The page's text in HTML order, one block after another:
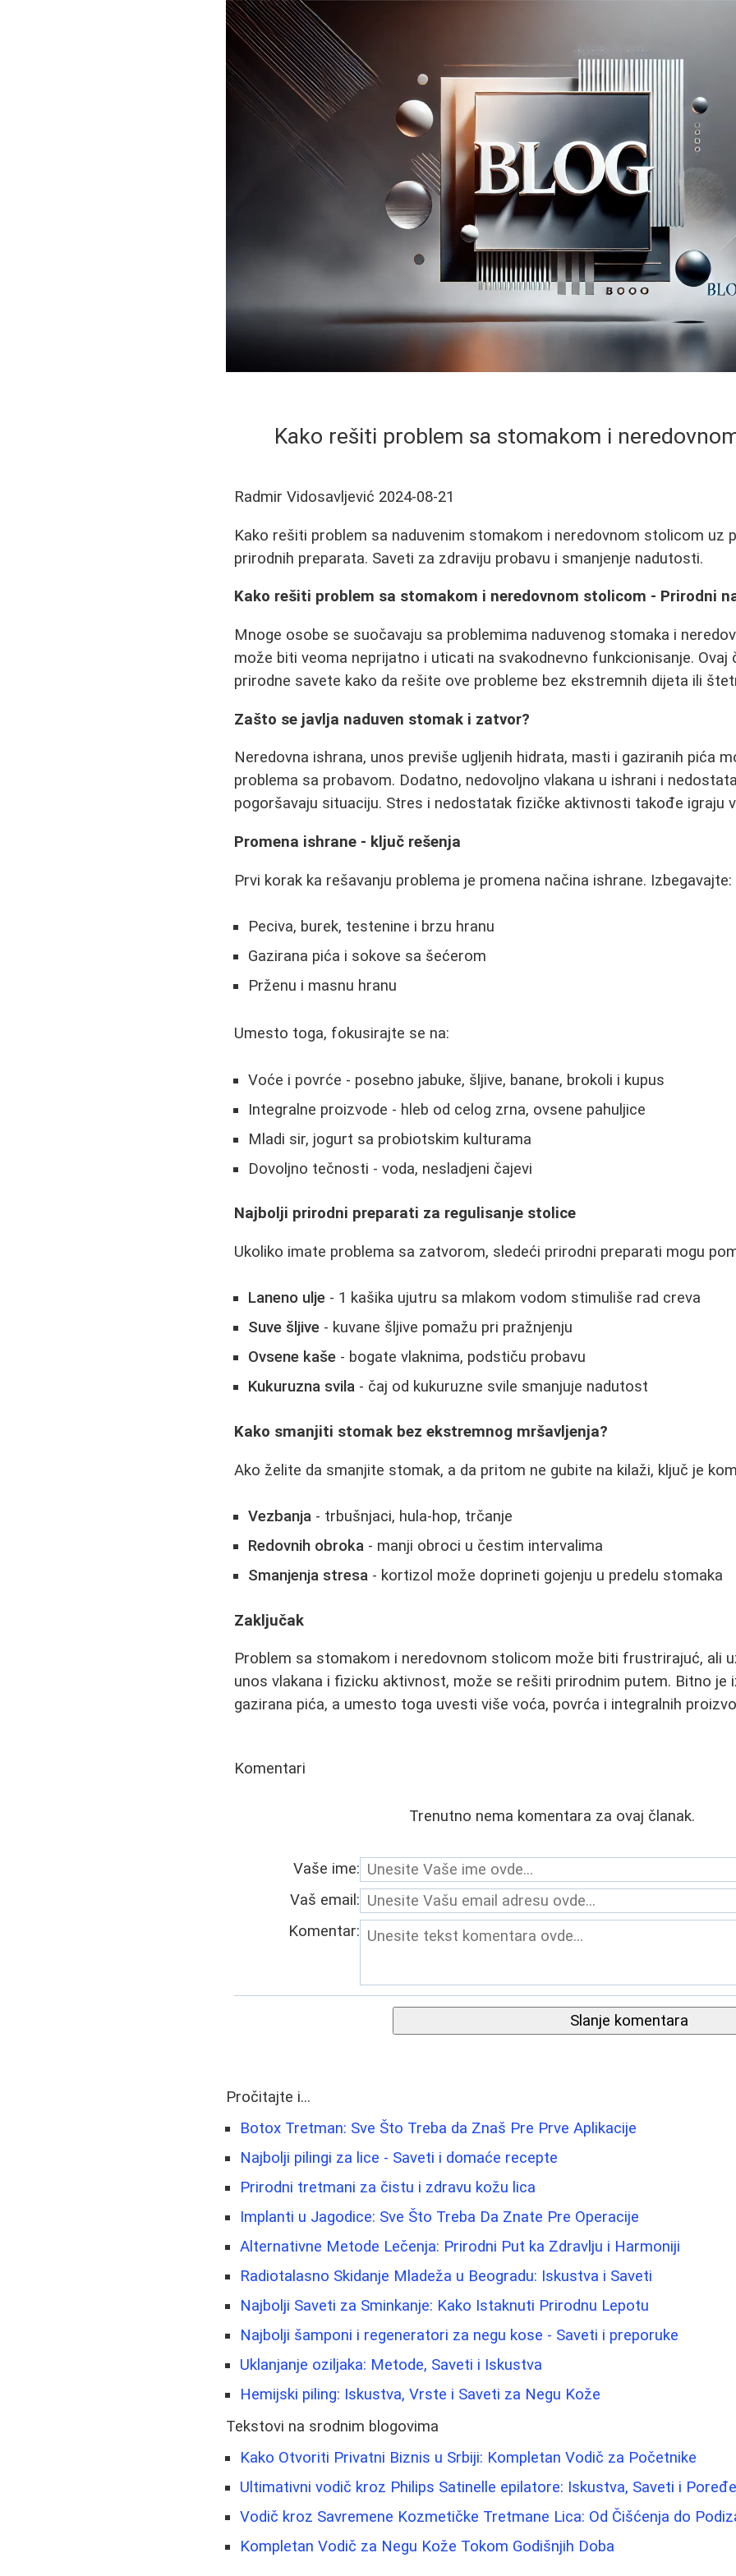
Kako rešiti problem sa stomakom i
Radmir Vidosavljević 2024-08-21
Kako rešiti problem sa naduvenim stomakom i neredovnom stolicom uz
prirodnih preparata. Saveti za zdraviju probavu i smanjenje nadutosti.
Kako rešiti problem sa stomakom i neredovnom stolicom - Prirodni
Mnoge osobe se suočavaju sa problemima naduvenog stomaka i
može biti veoma neprijatno i uticati na svakodnevno funkcionisanje. Ovaj
prirodne savete kako da rešite ove probleme bez ekstremnih dijeta ili
Zašto se javlja naduven stomak i zatvor?
Neredovna ishrana, unos previše ugljenih hidrata, masti i gaziranih pića
problema sa probavom. Dodatno, nedovoljno vlakana u ishrani i
pogoršavaju situaciju. Stres i nedostatak fizičke aktivnosti takođe igraju
Promena ishrane - ključ rešenja
Prvi korak ka rešavanju problema je promena načina ishrane. Izbegavajte:
Peciva, burek, testenine i brzu hranu
Gazirana pića i sokove sa šećerom
Prženu i masnu hranu
Umesto toga, fokusirajte se na:
Voće i povrće - posebno jabuke, šljive, banane, brokoli i kupus
Integralne proizvode - hleb od celog zrna, ovsene pahuljice
Mladi sir, jogurt sa probiotskim kulturama
Dovoljno tečnosti - voda, nesladjeni čajevi
Najbolji prirodni preparati za regulisanje stolice
Ukoliko imate problema sa zatvorom, sledeći prirodni preparati mogu
Laneno ulje - 1 kašika ujutru sa mlakom vodom stimuliše rad creva
Suvе šljive - kuvane šljive pomažu pri pražnjenju
Ovsenе kaše - bogate vlaknima, podstiču probavu
Kukuruzna svila - čaj od kukuruzne svile smanjuje nadutost
Kako smanjiti stomak bez ekstremnog mršavljenja?
Ako želite da smanjite stomak, a da pritom ne gubite na kilaži, ključ je
Vezbanja - trbušnjaci, hula-hop, trčanje
Redovnih obroka - manji obroci u čestim intervalima
Smanjenja stresa - kortizol može doprineti gojenju u predelu stomaka
Zaključak
Problem sa stomakom i neredovnom stolicom može biti frustrirajuć, ali
unos vlakana i fizicku aktivnost, može se rešiti prirodnim putem. Bitno je
gazirana pića, a umesto toga uvesti više voća, povrća i integralnih
Komentari
Trenutno nema komentara za ovaj članak.
Vaše ime:
Vaš email:
Komentar:
Slanje komentara
Pročitajte i...
Botox Tretman: Sve Što Treba da Znaš Pre Prve Aplikacije
Najbolji pilingi za lice - Saveti i domaće recepte
Prirodni tretmani za čistu i zdravu kožu lica
Implanti u Jagodice: Sve Što Treba Da Znate Pre Operacije
Alternativne Metode Lečenja: Prirodni Put ka Zdravlju i Harmoniji
Radiotalasno Skidanje Mladeža u Beogradu: Iskustva i Saveti
Najbolji Saveti za Sminkanje: Kako Istaknuti Prirodnu Lepotu
Najbolji šamponi i regeneratori za negu kose - Saveti i preporuke
Uklanjanje oziljaka: Metode, Saveti i Iskustva
Hemijski piling: Iskustva, Vrste i Saveti za Negu Kože
Tekstovi na srodnim blogovima
Kako Otvoriti Privatni Biznis u Srbiji: Kompletan Vodič za Početnike
Ultimativni vodič kroz Philips Satinelle epilatore: Iskustva, Saveti i
Vodič kroz Savremene Kozmetičke Tretmane Lica: Od Čišćenja do
Kompletan Vodič za Negu Kože Tokom Godišnjih Doba